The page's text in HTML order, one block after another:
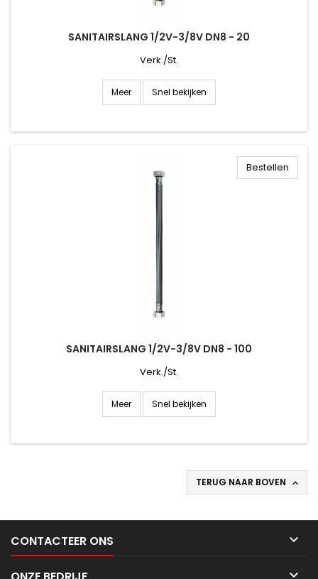
SANITAIRSLANG 1/2V-3/8V DN8 - 20
Verk./St.
Meer Snel bekijken
SANITAIRSLANG 1/2V-3/8V DN8 - 100
Verk./St.
Meer Snel bekijken
Bestellen
TERUG NAAR BOVEN 
CONTACTEER ONS 
